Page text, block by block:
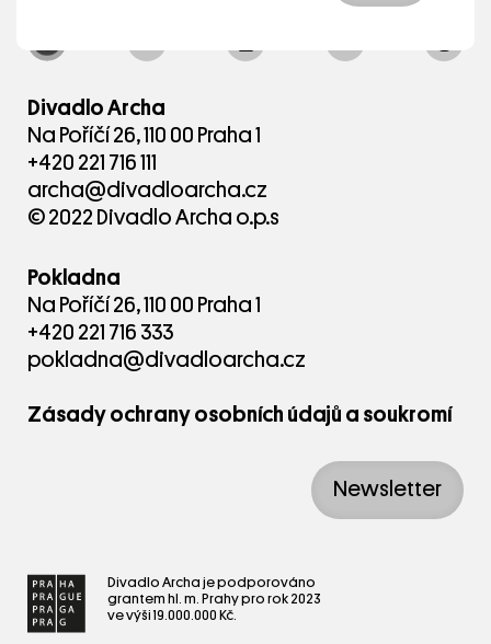
Divadlo Archa
Na Poříčí 26, 110 00 Praha 1
+420 221 716 111
archa@divadloarcha.cz
© 2022 Divadlo Archa o.p.s
Pokladna
Na Poříčí 26, 110 00 Praha 1
+420 221 716 333
pokladna@divadloarcha.cz
Zásady ochrany osobních údajů a soukromí
Newsletter
Divadlo Archa je podporováno
grantem hl. m. Prahy pro rok 2023
ve výši 19.000.000 Kč.